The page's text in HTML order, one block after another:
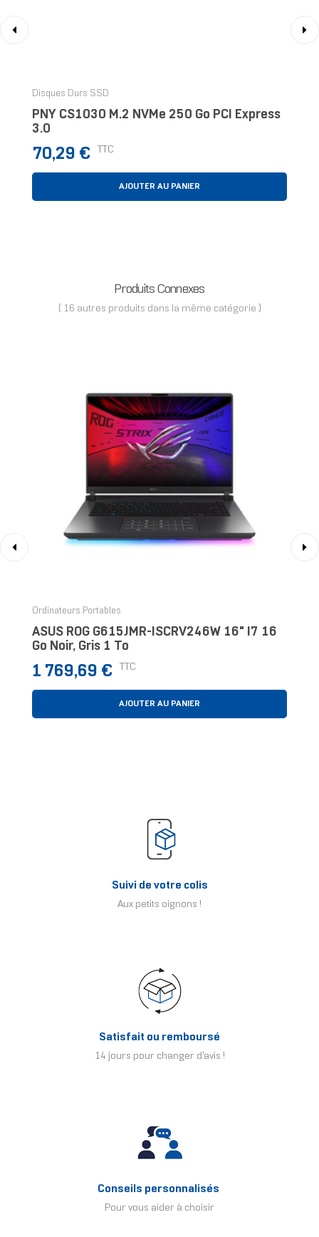
Disques Durs SSD
PNY CS1030 M.2 NVMe 250 Go PCI Express
3.0
Prix
70,29 € TTC
AJOUTER AU PANIER
Produits Connexes
( 16 autres produits dans la même catégorie )
Ordinateurs Portables
ASUS ROG G615JMR-ISCRV246W 16" I7 16
Go Noir, Gris 1 To
Prix
1 769,69 € TTC
AJOUTER AU PANIER
Suivi de votre colis
Aux petits oignons !
Satisfait ou remboursé
14 jours pour changer d'avis !
Conseils personnalisés
Pour vous aider à choisir